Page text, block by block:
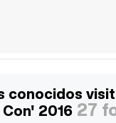
conocidos
2016 27